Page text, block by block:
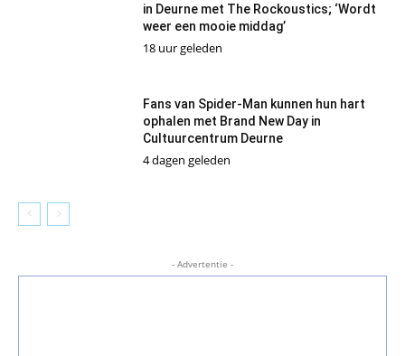
in Deurne met The Rockoustics; ‘Wordt
weer een mooie middag’
18 uur geleden
Fans van Spider-Man kunnen hun hart
ophalen met Brand New Day in
Cultuurcentrum Deurne
4 dagen geleden
- Advertentie -